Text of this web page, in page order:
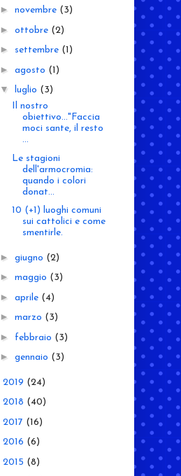
► novembre (3)
► ottobre (2)
► settembre (1)
► agosto (1)
▼ luglio (3)
Il nostro
obiettivo..."Faccia
moci sante, il resto
...
Le stagioni
dell'armocromia:
quando i colori
donat...
10 (+1) luoghi comuni
sui cattolici e come
smentirle.
► giugno (2)
► maggio (3)
► aprile (4)
► marzo (3)
► febbraio (3)
► gennaio (3)
2019 (24)
2018 (40)
2017 (16)
2016 (6)
2015 (8)